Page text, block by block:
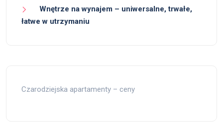
Wnętrze na wynajem – uniwersalne, trwałe,
łatwe w utrzymaniu
Czarodziejska apartamenty – ceny